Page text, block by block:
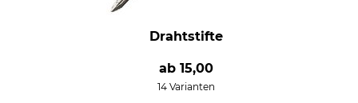
Drahtstifte
ab15,00
14 Varianten